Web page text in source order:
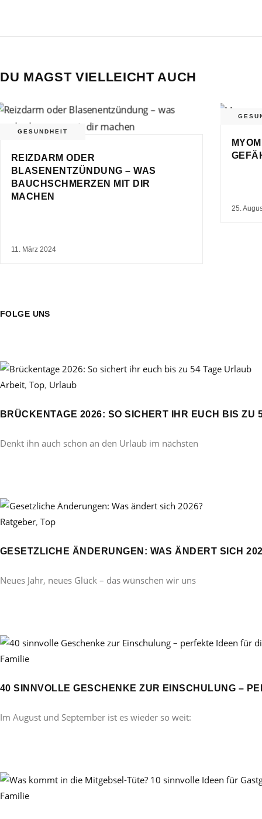
DU MAGST VIELLEICHT AUCH
GESUNDHEIT
REIZDARM ODER
BLASENENTZÜNDUNG – WAS
BAUCHSCHMERZEN MIT DIR
MACHEN
11. März 2024
25.
FOLGE UNS
Arbeit, Top, Urlaub
BRÜCKENTAGE 2026: SO SICHERT IHR EUCH BIS ZU
Denkt ihn auch schon an den Urlaub im nächsten
Ratgeber, Top
GESETZLICHE ÄNDERUNGEN: WAS ÄNDERT SICH
Neues Jahr, neues Glück – das wünschen wir uns
Familie
40 SINNVOLLE GESCHENKE ZUR EINSCHULUNG –
Im August und September ist es wieder so weit:
Familie